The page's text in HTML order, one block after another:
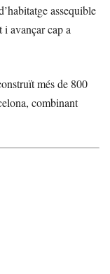
assequible
i avançar cap a
més de 800
combinant